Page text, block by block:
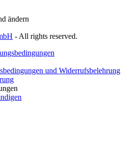
ändern
- All rights reserved.
und Widerrufsbelehrung